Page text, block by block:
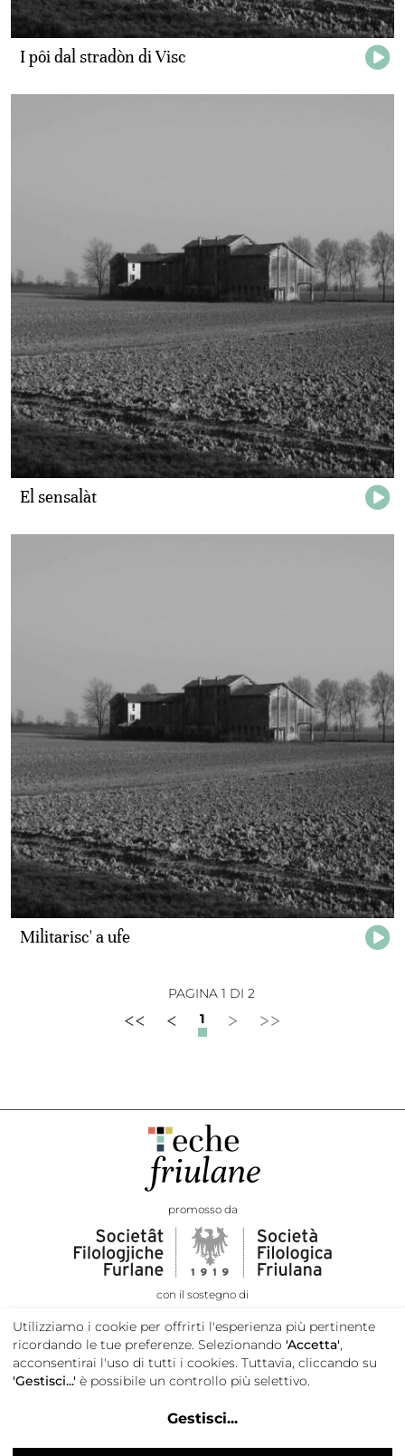
I pôi dal stradòn di Visc
El sensalàt
Militarisc' a ufe
<< < 1 > >>
PAGINA 1 DI 2
promosso da
con il sostegno di
Utilizziamo i cookie per offrirti l'esperienza più pertinente
ricordando le tue preferenze. Selezionando 'Accetta',
acconsentirai l'uso di tutti i cookies. Tuttavia, cliccando su
'Gestisci...' è possibile un controllo più selettivo.
Gestisci...